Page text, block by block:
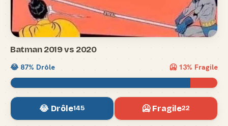
Batman 2019 vs 2020
😂 87% Drôle 🥶 13% Fragile
😂 Drôle145 🥶 Fragile22